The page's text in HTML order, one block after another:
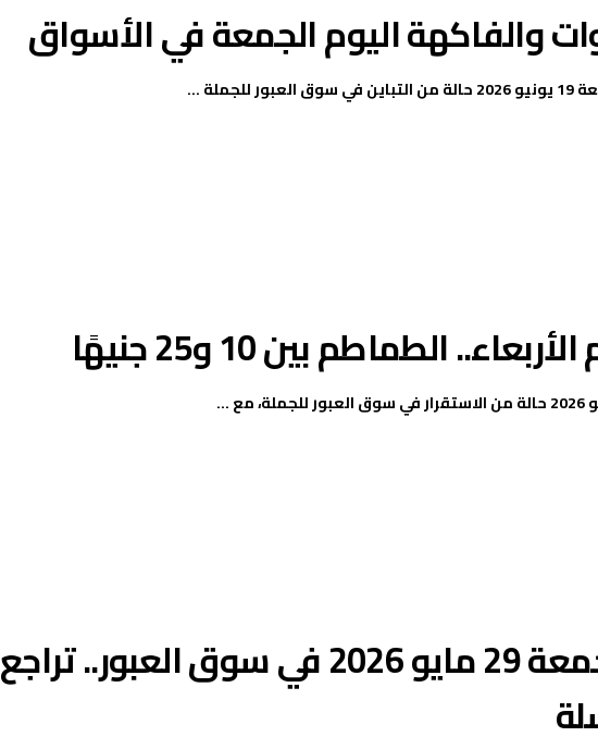
والفاكهة اليوم الجمعة في الأسواق
...
الطماطم بين 10 و25 جنيهًا
أسعار الخضار اليوم الجمعة 29 مايو 2026 في سوق العبور.. تراجع